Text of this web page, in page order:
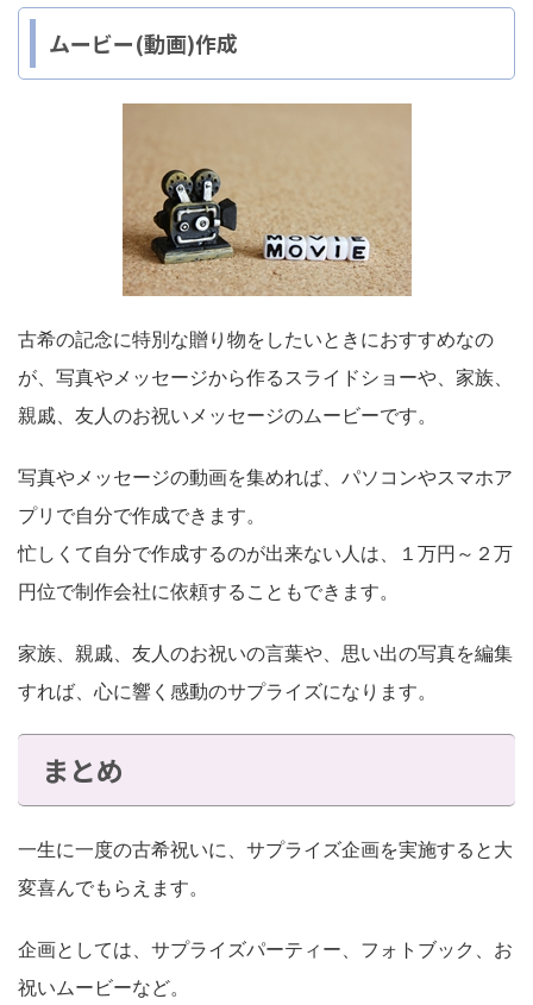
ムービー(動画)作成
古希の記念に特別な贈り物をしたいときにおすすめなの
が、写真やメッセージから作るスライドショーや、家族、
親戚、友人のお祝いメッセージのムービーです。
写真やメッセージの動画を集めれば、パソコンやスマホア
プリで自分で作成できます。
忙しくて自分で作成するのが出来ない人は、１万円～２万
円位で制作会社に依頼することもできます。
家族、親戚、友人のお祝いの言葉や、思い出の写真を編集
すれば、心に響く感動のサプライズになります。
まとめ
一生に一度の古希祝いに、サプライズ企画を実施すると大
変喜んでもらえます。
企画としては、サプライズパーティー、フォトブック、お
祝いムービーなど。